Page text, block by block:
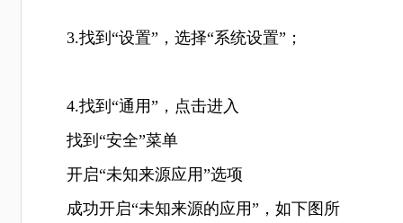
3.找到“设置”，选择“系统设置”；
4.找到“通用”，点击进入
找到“安全”菜单
开启“未知来源应用”选项
成功开启“未知来源的应用”，如下图所